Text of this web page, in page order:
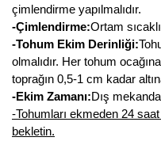
çimlendirme yapılmalıdır.
-Çimlendirme:Ortam
-Tohum Ekim Derinliği:
olmalıdır. Her tohum
toprağın 0,5-1 cm kadar
-Ekim Zamanı:Dış
-Tohumları ekmeden 24
bekletin.